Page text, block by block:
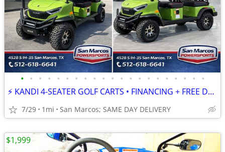
• • • • • • • • • • • • • • • • • • • • •
⚡ KANDI 4-SEATER GOLF CARTS • FINANCING + FREE DELIVERY AVAILABLE!
7/29 1mi San Marcos; SAME DAY DELIVERY
$1,999